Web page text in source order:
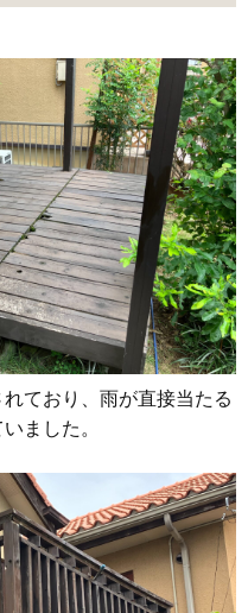
ており、雨が直接当たる
ました。